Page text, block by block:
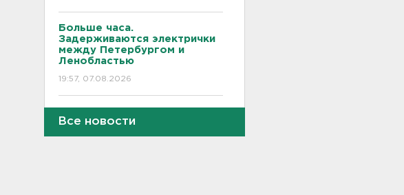
Больше часа.
Задерживаются электрички
между Петербургом и
Ленобластью
19:57, 07.08.2026
спецтранспорта не поделили
Все новости